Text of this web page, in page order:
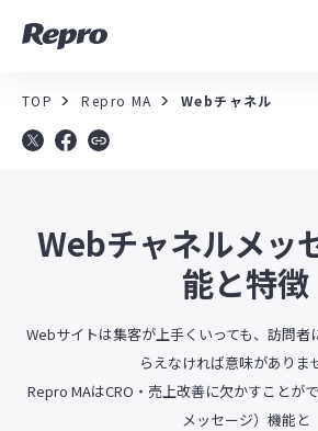
MAツール
コンサルティング
セミナー／イベント
料
TOP Repro MA Webチャネル
Webチャネルメッ
能と特徴
Webサイトは集客が上手くいっても、訪問者
らえなければ意味がありま
Repro MAはCRO・売上改善に欠かすことが
メッセージ）機能と